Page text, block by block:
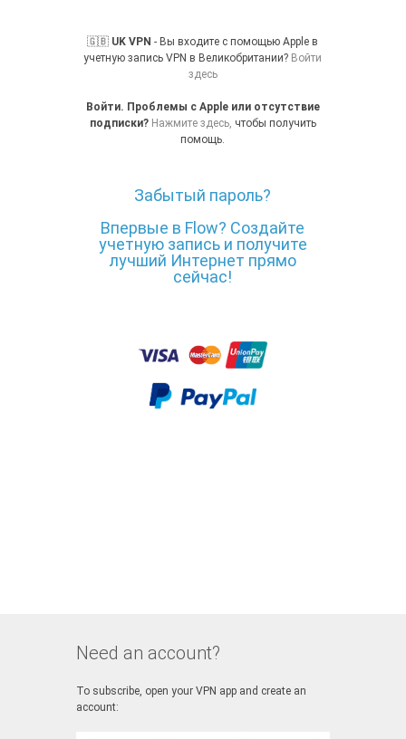
🇬🇧 UK VPN - Вы входите с помощью Apple в
учетную запись VPN в Великобритании? Войти
здесь
Войти. Проблемы с Apple или отсутствие
подписки? Нажмите здесь, чтобы получить
помощь.
Забытый пароль?
Впервые в Flow? Создайте
учетную запись и получите
лучший Интернет прямо
сейчас!
Need an account?
To subscribe, open your VPN app and create an
account: